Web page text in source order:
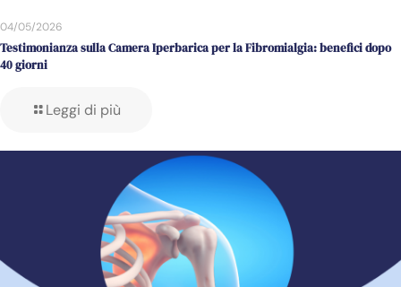
04/05/2026
Testimonianza sulla Camera Iperbarica per la Fibromialgia: benefici dopo
40 giorni
Leggi di più